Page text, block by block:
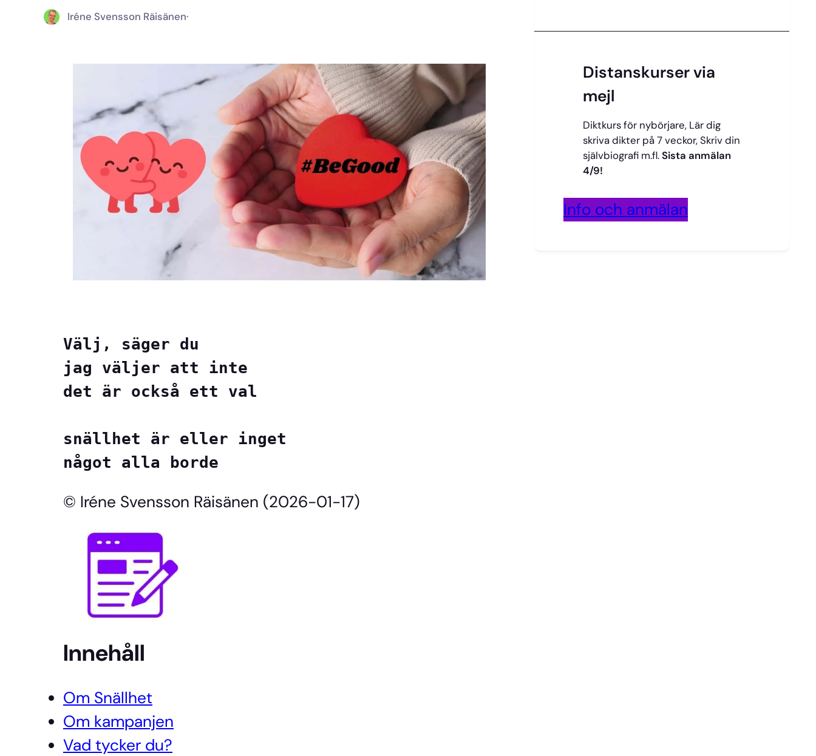
Iréne Svensson Räisänen·
Välj, säger du
jag väljer att inte
det är också ett val
snällhet är eller inget
något alla borde
© Iréne Svensson Räisänen (2026-01-17)
Innehåll
Om Snällhet
Om kampanjen
Vad tycker du?
Distanskurser via
mejl
Diktkurs för nybörjare, Lär dig
skriva dikter på 7 veckor, Skriv din
självbiografi m.fl.Sista anmälan
4/9!
Info och anmälan